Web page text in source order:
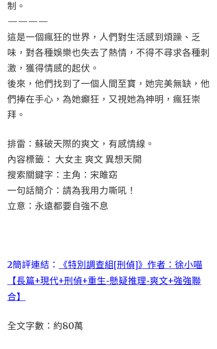
制。
————
這是一個瘋狂的世界，人們對生活感到煩躁、乏
味，對各種娛樂也失去了熱情，不得不尋求各種刺
激，獲得情感的起伏。
後來，他們找到了一個人間至寶，她完美無缺，他
們捧在手心，為她癲狂，又視她為神明，瘋狂崇
拜。
排雷：蘇破天際的爽文，有感情線。
內容標籤： 大女主 爽文 異想天開
搜索關鍵字：主角：宋雎窈
一句話簡介：請為我用力嘶吼！
立意：永遠都要自強不息
2簡評連結：
《特別調查組[刑偵]》作者：徐小喵
【長篇+現代+刑偵+重生-懸疑推理-爽文+強強聯
合】
全文字數：約80萬